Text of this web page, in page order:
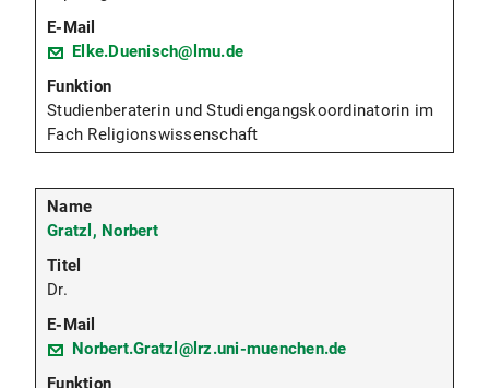
Elke.Duenisch@lmu.de
Studienberaterin und Studiengangskoordinatorin im
Fach Religionswissenschaft
Gratzl, Norbert
Dr.
Norbert.Gratzl@lrz.uni-muenchen.de